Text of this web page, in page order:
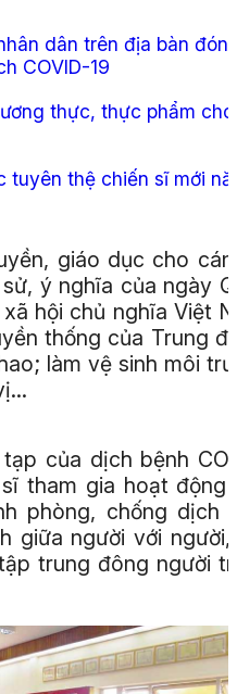
dân trên địa bàn
COVID-19
thực, thực phẩm cho
tuyên thệ chiến sĩ mới
giáo dục cho
ý nghĩa của ngày
hội chủ nghĩa Việt
thống của Trung
làm vệ sinh môi
của dịch bệnh
tham gia hoạt động
phòng, chống dịch
giữa người với người,
trung đông người